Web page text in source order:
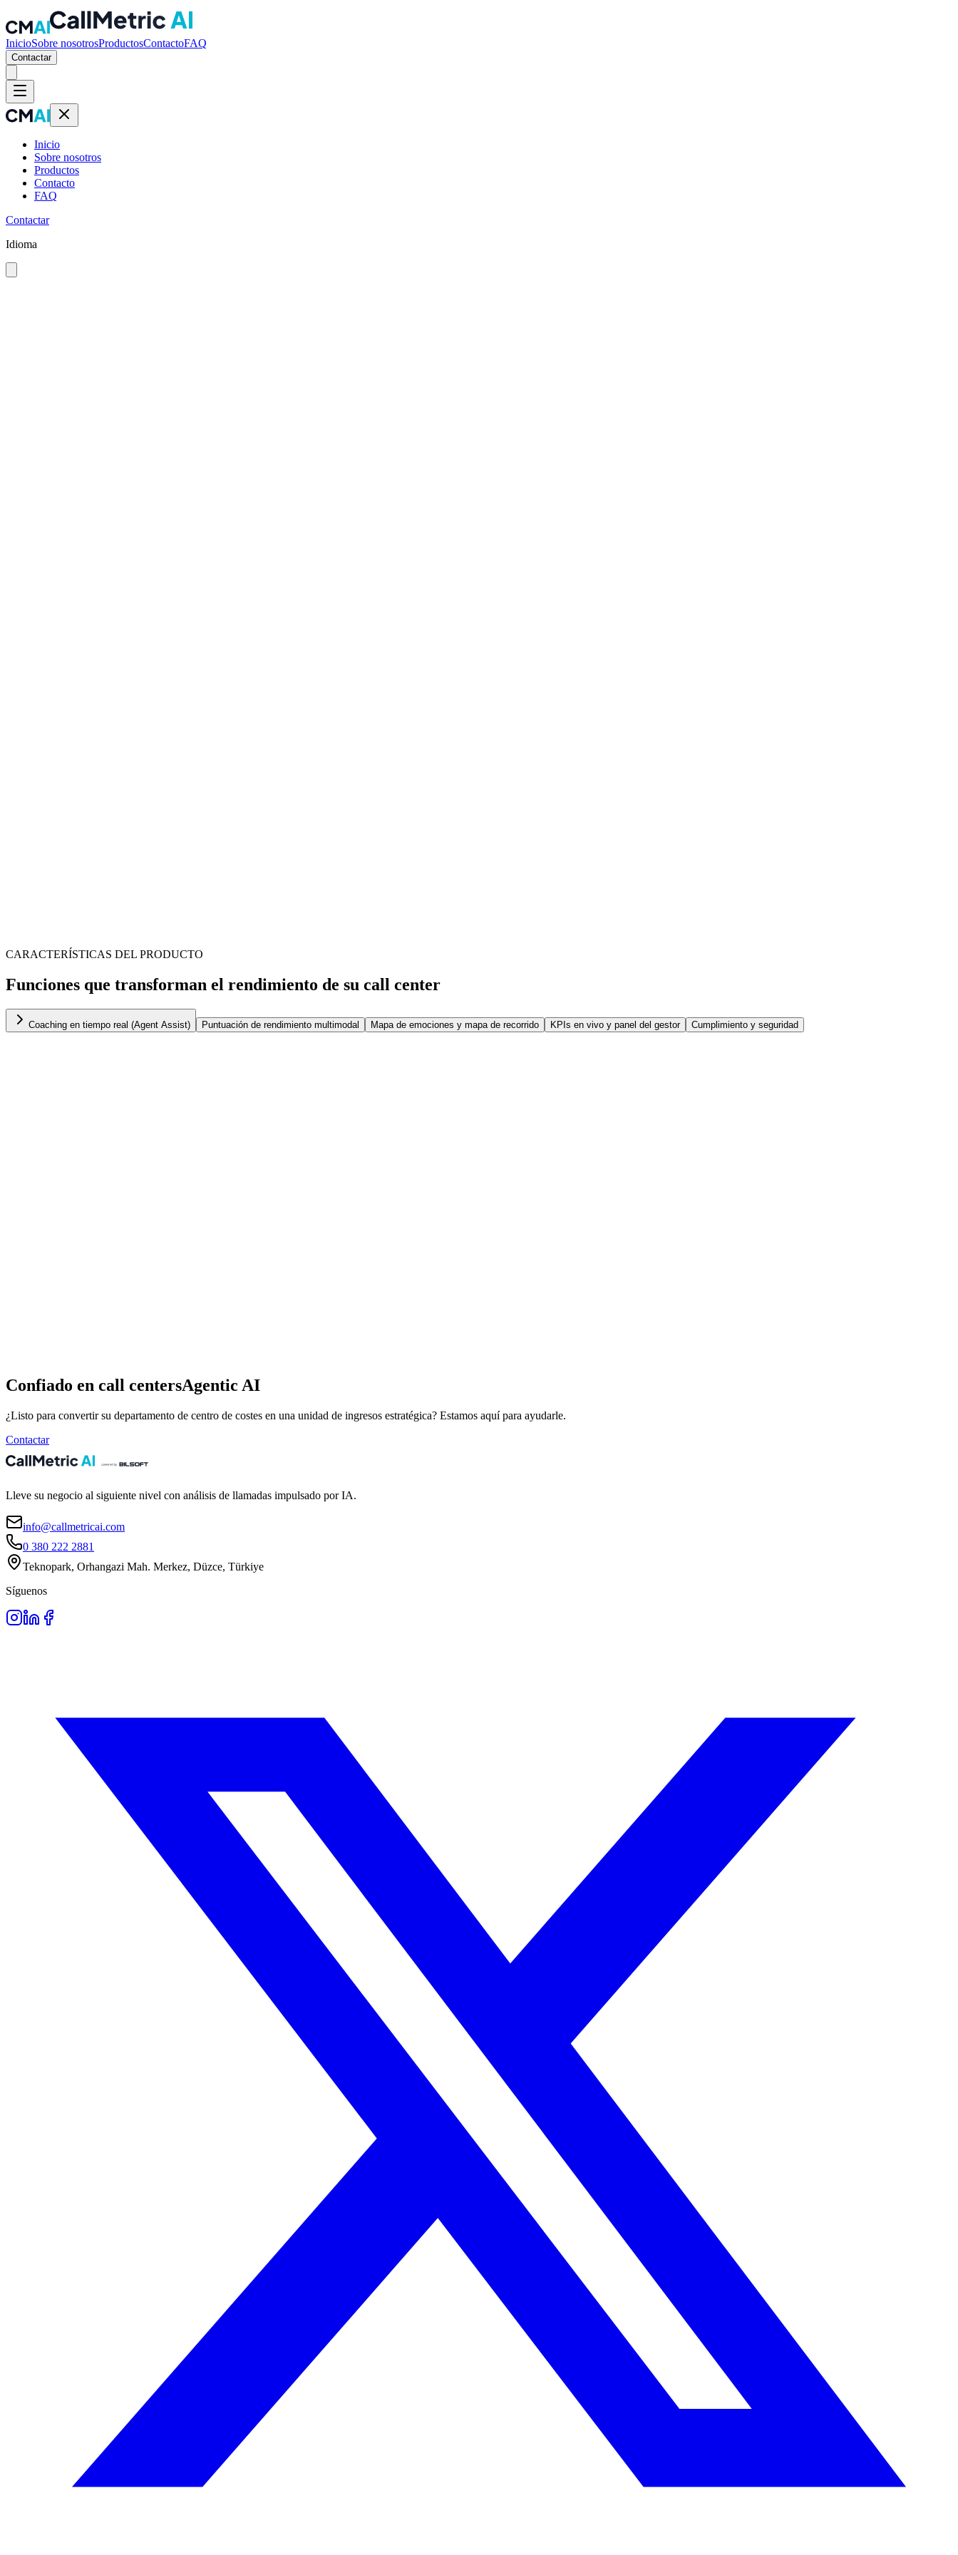
InicioSobre nosotrosProductosContactoFAQ
Contactar
Inicio
Sobre nosotros
Productos
Contacto
FAQ
Contactar
Idioma
CARACTERÍSTICAS DEL PRODUCTO
Funciones que transforman el rendimiento de su call center
Coaching en tiempo real (Agent Assist) Puntuación de rendimiento multimodal Mapa de emociones y mapa de recorrido KPIs en vivo y panel del gestor Cumplimiento y seguridad
Confiado en call centersAgentic AI
¿Listo para convertir su departamento de centro de costes en una unidad de ingresos estratégica? Estamos aquí para ayudarle.
Contactar
Lleve su negocio al siguiente nivel con análisis de llamadas impulsado por IA.
info@callmetricai.com
0 380 222 2881
Teknopark, Orhangazi Mah. Merkez, Düzce, Türkiye
Síguenos